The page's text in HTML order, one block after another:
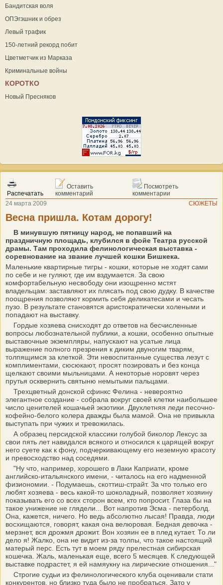
Бандитская воля
ОПЭгэшник и обрез
Левый трафик
150-летний рекорд побит
Цветметчик из Марказа
Криминальные войны
КОРОТКО
Новый Пресняков
Распечатать
Оставить
комментарий
Посмотреть
комментарии
24 марта 2009
СЮЖЕТЫ
Весна пришла. Котам дорогу!
В минувшую пятницу народ, не попавший на
праздничную площадь, клубился в фойе Театра русской
драмы. Там проходила фелинологическая выставка -
соревнование на звание лучшей кошки Бишкека.
Маленькие квартирные тигры - кошки, которые не ходят сами
по себе и не гуляют, где им вздумается. За свою
комфортабельную несвободу они изощренно мстят
владельцам: заставляют их плясать под свою дудку. В качестве
поощрения позволяют кормить себя деликатесами и чесать
пузо. В результате становятся аристократически холеными и
попадают на выставку.
Гордые хозяева снисходят до ответов на бесчисленные
вопросы любознательной публики, а кошки, особенно опытные
выставочные экземпляры, напускают на усатые лица
выражение полного презрения к диким двуногим тварям,
толпящимся за клеткой. Эти невоспитанные существа лезут с
комплиментами, сюсюкают, просят позировать и без конца
щелкают своими мыльницами. А некоторые норовят через
прутья осквернить святыню немытыми пальцами.
Трехцветный донской сфинкс Фелина - невероятно
элегантное создание - собрала вокруг своей клетки наибольшее
число ценителей кошачьей экзотики. Двухлетняя леди песочно-
кофейно-белого колера дважды была мамой. Она не привыкла
выступать при чужих и тревожилась.
А образец персидской классики голубой биколор Лексус за
свои пять лет навидался всякого и относился к царящей вокруг
него суете как к фону, подчеркивающему его неземную красоту
и превосходство над соседями.
"Ну что, например, хорошего в Лаки Каприати, кроме
английско-итальянского имени, - читалось на его надменной
физиономии. - Подумаешь, скоттиш-страйт. За что только его
любят хозяева - весь какой-то шоколадный, позволяет хозяину
показывать его со всех сторон всем, кто попросит. Глаза бы на
такое унижение не глядели... Вот напротив Эсма - петерболд.
Она, кажется, ничего. Но ведь абсолютно лысая! Правда, люди
восхищаются, говорят, какая она велюровая. Бедная девочка -
мерзнет, вся дрожмя дрожит. Вон хозяин ее в плед кутает. То ли
дело я! Жалко, она не видит из-за толпы, что такое настоящий
матерый перс. Есть тут в моем ряду прелестная сибирская
кошечка. Жаль, маленькая еще, всего 5 месяцев. К следующей
выставке подрастет, я ей намяукну на лирические отношения..."
Строгие судьи из фелинологического клуба оценивали стати
конкурентов, но близко туда было не пробраться. Зато у